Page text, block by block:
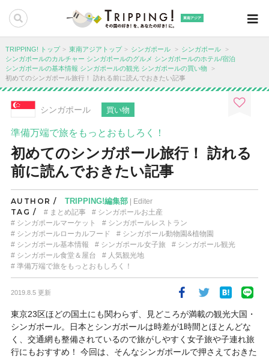
東南アジア
TRIPPING! トップ 東南アジアトップ シンガポール
シンガポール
シンガポールのカルチャー シンガポールのグルメ シンガポールのホテル/宿泊
シンガポールの基本情報 シンガポールの観光 シンガポールの買い物
初めてのシンガポール旅行！ 訪れる前に読んでおきたい記事
シンガポール 買い物
準備万端で旅をもっとおもしろく！
初めてのシンガポール旅行！ 訪れる
前に読んでおきたい記事
AUTHOR / TRIPPING!編集部| Editer
TAG / まとめ記事
シンガポールお土産
シンガポールマーケット
シンガポールレストラン
シンガポールローカルフード
シンガポール動物園&植物園
シンガポール基本情報
シンガポール女子旅
シンガポール観光
シンガポール食堂＆屋台
人気観光地
準備万端で旅をもっとおもしろく！
2019.8.5 更新
東京23区ほどの国土にも関わらず、見どころが満載の観光大国・
シンガポール。日本とシンガポールは時差が1時間とほとんどな
く、交通網も整備されているので旅がしやすく女子旅や子連れ旅
行にもおすすめ！ 今回は、そんなシンガポールで押さえておきた